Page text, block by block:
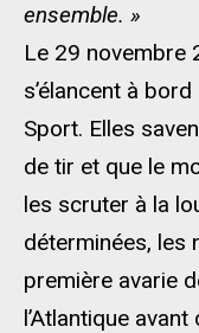
ensemble. »
Le 29 novembre
s’élancent à
Sport. Elles
de tir et que le
les scruter à la
déterminées, les
première avarie
l’Atlantique